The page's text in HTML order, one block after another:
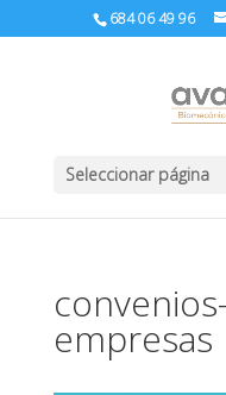
684 06 49 96
Seleccionar página
empresas